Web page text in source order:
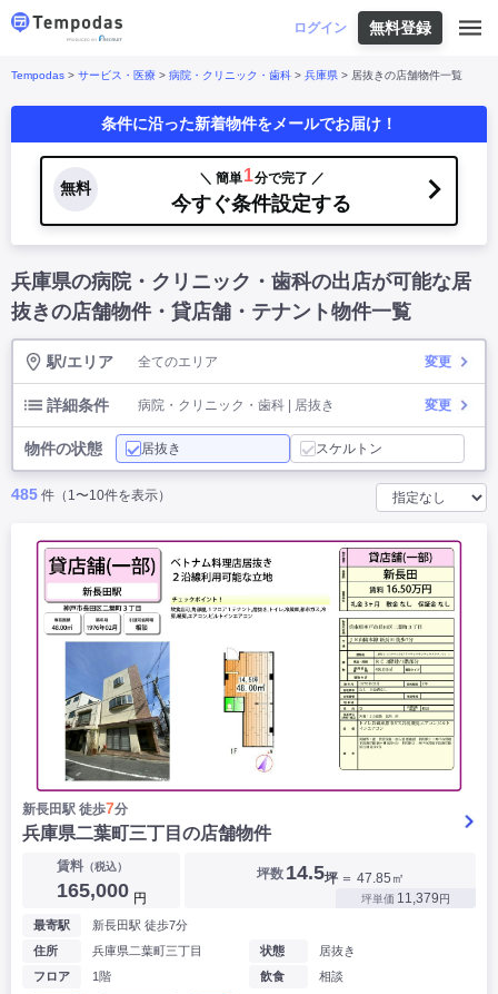
ログイン 無料登録
Tempodasとは
便利な機能
利用イメージ
よくあるご質問
お問い合わせ
都道府県から探す
東北 北海道 | 青森県 岩手県
山形県 | 福島県
東京都 | 神奈川県 埼玉県
福井県
| 愛知県 | 岐阜県 | 静岡県
近畿
大阪府 | 兵庫県 京都府 | 滋賀県 |
四国
宮崎県
鹿児島県 |
業種から探す
飲食店・飲食業
ラーメン・中華料理 | パン屋・ケーキ屋 |
お好み焼き・ステーキ・鉄板焼き
焼肉・韓国料理 |
テイクアウト・デリバリー | そば・うどん
和食・寿司・小料理屋 | カレー・インド料理 | 焼き鳥 |
タピオカ
パスタ・イタリア料理
ファーストフード・屋台
フレンチ・フランス料理 |
アジア料理・エスニック
カラオケ・パブ・スナック |
サービス・医療
美容室・理容室
美容サロン(エステ・ネイル・マツエク) |
マッサージ店・整体院 | フィットネスジム
病院・クリニック・歯科
アパレル・古着屋
| コンビニ
ネットカフェ・漫画喫茶
スタジオ・ホール
こだわり条件から探す
Tempodas > サービス・医療 > 病院・クリニック・歯科 > 兵庫県 > 居抜きの店舗物件一覧
条件に沿った新着物件をメールでお届け！
無料
＼ 簡単1分で完了 ／
今すぐ条件設定する
兵庫県の病院・クリニック・歯科の出店が可能な居
抜きの店舗物件・貸店舗・テナント物件一覧
駅/エリア 全てのエリア 変更
詳細条件 病院・クリニック・歯科 | 居抜き 変更
物件の状態 居抜き スケルトン
485 件（1〜10件を表示）
新長田駅 徒歩7分
兵庫県二葉町三丁目の店舗物件
賃料（税込）
165,000 円
坪数 14.5坪 ＝ 47.85㎡
坪単価 11,379円
最寄駅
新長田駅 徒歩7分
住所
兵庫県二葉町三丁目
フロア
1階
状態
居抜き
飲食
相談